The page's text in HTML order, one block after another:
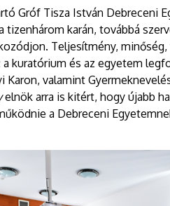
Gróf Tisza István Debreceni
tizenhárom karán, továbbá
Teljesítmény,
kuratórium és az egyetem
Karon, valamint
elnök arra is kitért, hogy újabb
a Debreceni